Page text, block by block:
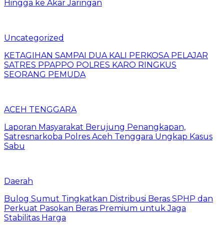
Hingga ke Akar Jaringan
Uncategorized
KETAGIHAN SAMPAI DUA KALI PERKOSA PELAJAR
SATRES PPAPPO POLRES KARO RINGKUS
SEORANG PEMUDA
ACEH TENGGARA
Laporan Masyarakat Berujung Penangkapan,
Satresnarkoba Polres Aceh Tenggara Ungkap Kasus
Sabu
Daerah
Bulog Sumut Tingkatkan Distribusi Beras SPHP dan
Perkuat Pasokan Beras Premium untuk Jaga
Stabilitas Harga